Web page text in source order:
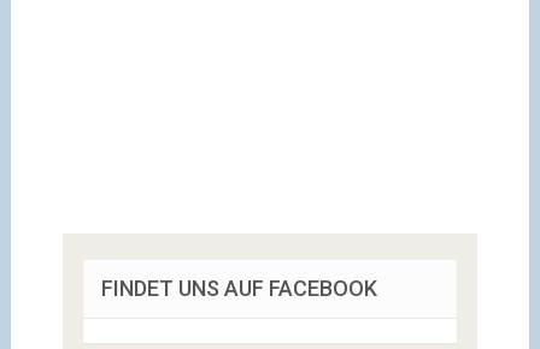
FINDET UNS AUF FACEBOOK